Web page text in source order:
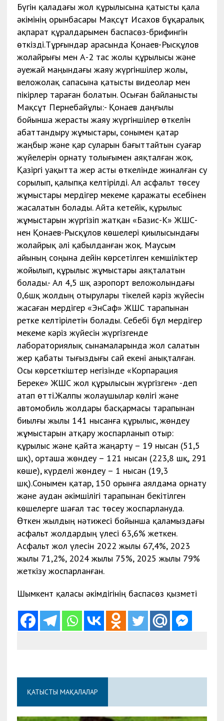
Бүгін қаладағы жол құрылысына қатысты қала
әкімінің орынбасары Мақсұт Исахов бұқаралық
ақпарат құралдарымен баспасөз-брифингін
өткізді.Тұрғындар арасында Қонаев-Рысқұлов
жолайрығы мен А-2 тас жолы құрылысы және
әуежай маңындағы жаяу жүргіншілер жолы,
веложолақ сапасына қатысты видеолар мен
пікірлер тараған болатын. Осыған байланысты
Мақсұт Пернебайұлы:- Қонаев даңғылы
бойынша жерасты жаяу жүргіншілер өткелін
абаттандыру жұмыстары, сонымен қатар
жаңбыр және қар суларын бағыттайтын суағар
жүйелерін орнату толығымен аяқталған жоқ.
Қазіргі уақытта жер асты өткелінде жиналған су
сорылып, қалыпқа келтірілді. Ал асфальт төсеу
жұмыстары мердігер мекеме қаражаты есебінен
жасалатын болады. Айта кетейік, құрылыс
жұмыстарын жүргізіп жатқан «Базис-К» ЖШС-
нен Қонаев-Рысқұлов көшелері қиылысындағы
жолайрық әлі қабылданған жоқ. Маусым
айының соңына дейін көрсетілген кемшіліктер
жойылып, құрылыс жұмыстары аяқталатын
болады.- Ал 4,5 шқ аэропорт веложолындағы
0,6шқ жолдың отырулары тікелей кәріз жүйесін
жасаған мердігер «ЭнСаф» ЖШС тарапынан
ретке келтірілетін болады. Себебі бұл мердігер
мекеме кәріз жүйесін жүргізгенде
лабораториялық сынамаларында жол салатын
жер қабаты тығыздығы сай екені анықталған.
Осы көрсеткіштер негізінде «Корпарация
Береке» ЖШС жол құрылысын жүргізген» -деп
атап өтті.Жалпы жолаушылар көлігі және
автомобиль жолдары басқармасы тарапынан
биылғы жылы 141 нысанға құрылыс, жөндеу
жұмыстарын атқару жоспарланып отыр:
құрылыс және қайта жаңарту – 19 нысан (51,5
шқ), орташа жөндеу – 121 нысан (223,8 шқ, 291
көше), күрделі жөндеу – 1 нысан (19,3
шқ).Сонымен қатар, 150 орынға аялдама орнату
және аудан әкімшілігі тарапынан бекітілген
көшелерге шағал тас төсеу жоспарлануда.
Өткен жылдың нәтижесі бойынша қаламыздағы
асфальт жолдардың үлесі 63,6% жеткен.
Асфальт жол үлесін 2022 жылы 67,4%, 2023
жылы 71,2%, 2024 жылы 75%, 2025 жылы 79%
жеткізу жоспарланған.
Шымкент қаласы әкімдігінің баспасөз қызметі
ҚАТЫСТЫ МАҚАЛАЛАР